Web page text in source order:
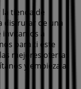
tienda de
disfrutar de una
invitamos a
para ti este
mejores ofertas
y empieza a